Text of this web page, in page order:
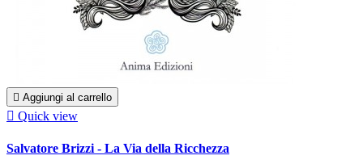
 Aggiungi al carrello
 Quick view
Salvatore Brizzi - La Via della Ricchezza